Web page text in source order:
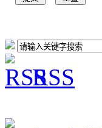
RSS